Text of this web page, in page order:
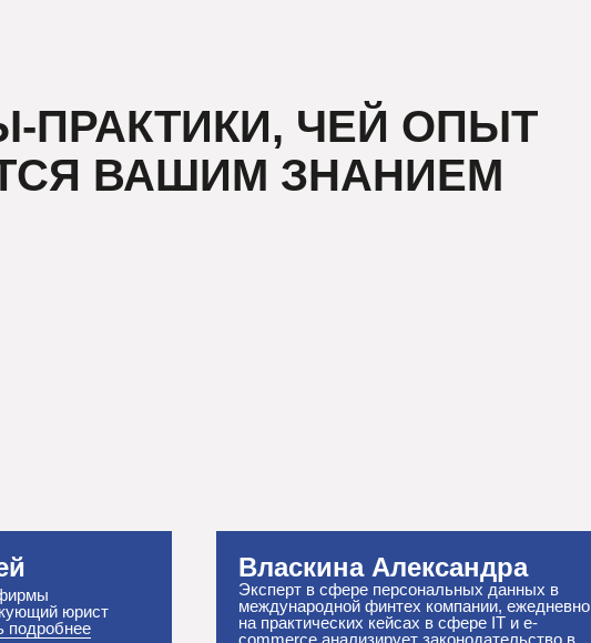
ПРАКТИКИ, ЧЕЙ ОПЫТ
ВАШИМ ЗНАНИЕМ
юрист
подробнее
Власкина Александра
Эксперт в сфере персональных данных в
международной финтех компании, ежедневно
на практических кейсах в сфере IT и e-
commerce анализирует законодательство в